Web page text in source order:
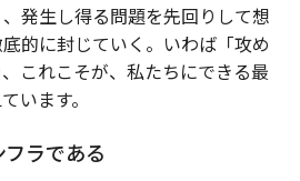
発生し得る問題を先回りして想
的に封じていく。いわば「攻め
これこそが、私たちにできる最
います。
ラである